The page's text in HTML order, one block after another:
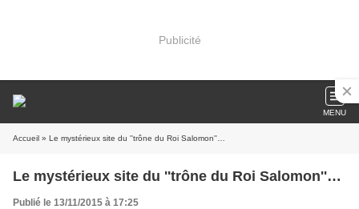
Publicité
MENU
Accueil » Le mystérieux site du ''trône du Roi Salomon''…
Le mystérieux site du ''trône du Roi Salomon''…
Publié le 13/11/2015 à 17:25